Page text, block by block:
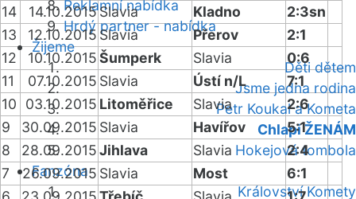
Reklamní nabídka
Hrdý partner - nabídka
Žijeme
Děti dětem
Jsme jedna rodina
Petr Koukal a Kometa
Chlapi ŽENÁM
Hokejová tombola
Fanzóna
Království Komety
14 14.10.2015Slavia Kladno
2:3sn
13
12.10.2015 Slavia Přerov
2:1
12
10.10.2015Šumperk Slavia
0:6
11
07.10.2015 Slavia Ústí n/L
7:1
10
03.10.2015 Litoměřice Slavia
2:6
9
30.09.2015 Slavia Havířov
5:1
8
28.09.2015Jihlava Slavia
2:4
7
26.09.2015 Slavia Most
6:1